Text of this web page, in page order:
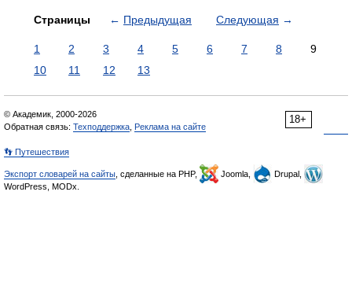
Страницы ← Предыдущая Следующая →
1 2 3 4 5 6 7 8
9
10
11 12 13
18+
© Академик, 2000-2026
Обратная связь: Техподдержка Реклама на сайте
👣 Путешествия
Экспорт словарей на сайты , сделанные на PHP, Joomla,
Drupal,
WordPress, MODx.